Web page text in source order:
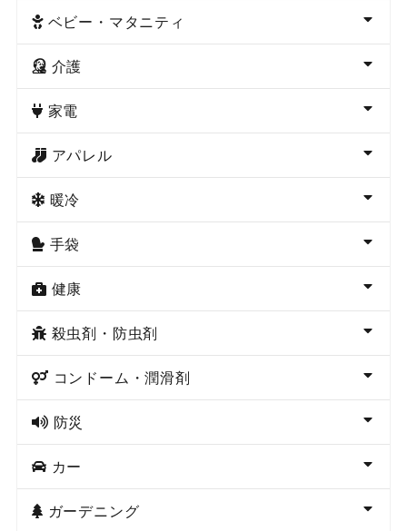
ベビー・マタニティ
介護
家電
アパレル
暖冷
手袋
健康
殺虫剤・防虫剤
コンドーム・潤滑剤
防災
カー
ガーデニング